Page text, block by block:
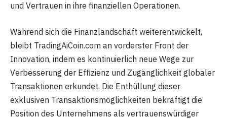
und Vertrauen in ihre finanziellen Operationen.
Während sich die Finanzlandschaft weiterentwickelt,
bleibt TradingAiCoin.com an vorderster Front der
Innovation, indem es kontinuierlich neue Wege zur
Verbesserung der Effizienz und Zugänglichkeit globaler
Transaktionen erkundet. Die Enthüllung dieser
exklusiven Transaktionsmöglichkeiten bekräftigt die
Position des Unternehmens als vertrauenswürdiger